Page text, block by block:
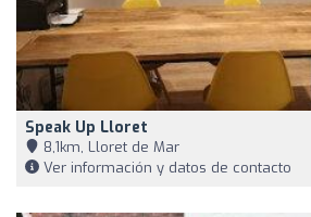
Speak Up Lloret
8,1km, Lloret de Mar
Ver información y datos de contacto